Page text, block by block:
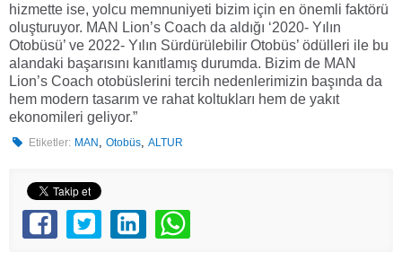
hizmette ise, yolcu memnuniyeti bizim için en önemli faktörü
oluşturuyor. MAN Lion’s Coach da aldığı ‘2020- Yılın
Otobüsü’ ve 2022- Yılın Sürdürülebilir Otobüs’ ödülleri ile bu
alandaki başarısını kanıtlamış durumda. Bizim de MAN
Lion’s Coach otobüslerini tercih nedenlerimizin başında da
hem modern tasarım ve rahat koltukları hem de yakıt
ekonomileri geliyor.”
Etiketler: MAN ,Otobüs ,ALTUR